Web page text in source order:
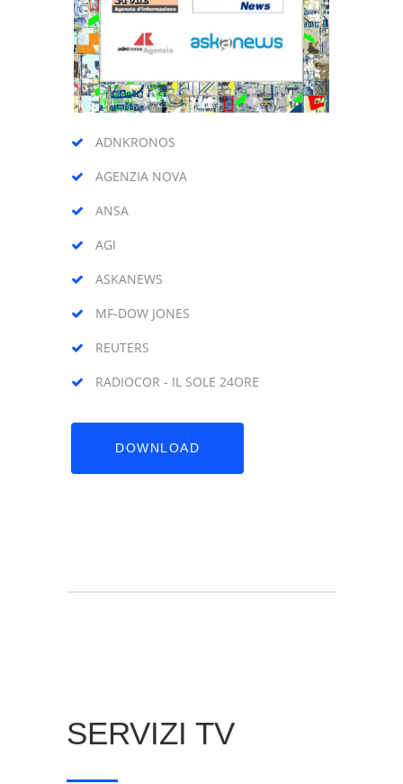
ADNKRONOS
AGENZIA NOVA
ANSA
AGI
ASKANEWS
MF-DOW JONES
REUTERS
RADIOCOR - IL SOLE 24ORE
DOWNLOAD
SERVIZI TV